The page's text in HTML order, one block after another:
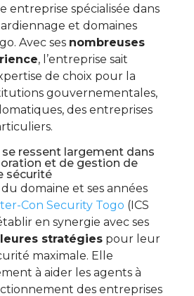
entreprise spécialisée dans
et domaines
Avec ses nombreuses
, l’entreprise sait
de choix pour la
gouvernementales,
des entreprises
ressent largement dans
et de gestion de
sécurité
domaine et ses années
Con Security Togo (ICS
en synergie avec ses
stratégiespour leur
maximale. Elle
à aider les agents à
des entreprises